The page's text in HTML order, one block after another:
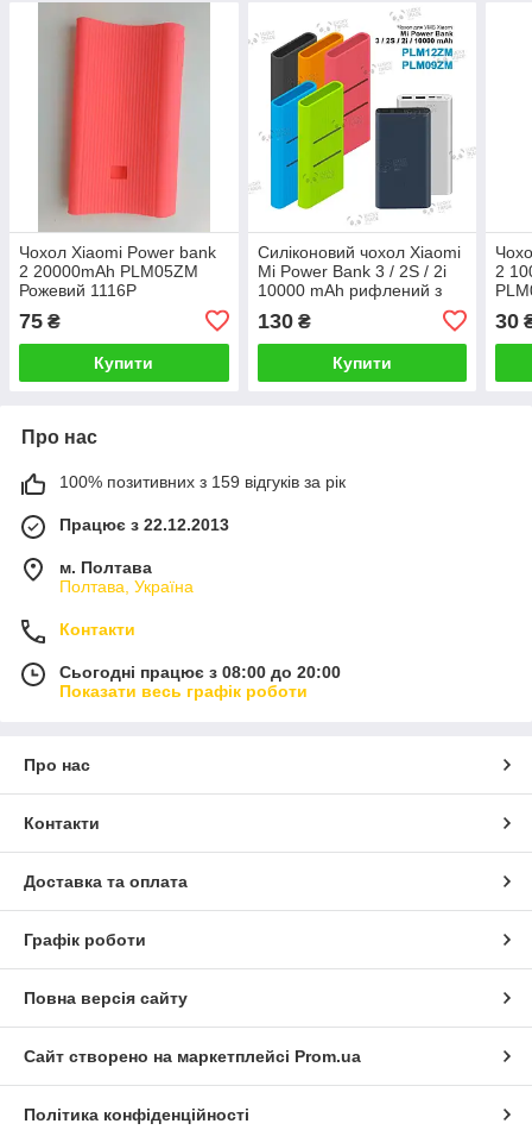
Чохол Xiaomi Power bank
2 20000mAh PLM05ZM
Рожевий 1116P
75 ₴
Купити
Силіконовий чохол Xiaomi
Mi Power Bank 3 / 2S / 2i
10000 mAh рифлений з
130₴
Купити
2
30
Про нас
100% позитивних з 159 відгуків за рік
Працює з 22.12.2013
м. Полтава
Полтава, Україна
Контакти
Сьогодні працює з 08:00 до 20:00
Показати весь графік роботи
Про нас
Контакти
Доставка та оплата
Графік роботи
Повна версія сайту
Сайт створено на маркетплейсі Prom.ua
Політика конфіденційності